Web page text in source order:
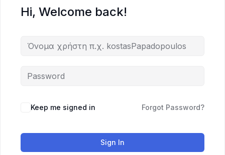
Hi, Welcome back!
Keep me signed in Forgot Password?
Sign In